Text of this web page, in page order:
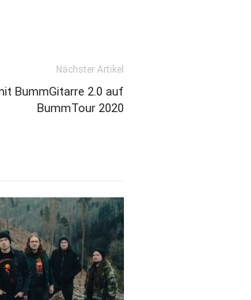
Nächster Artikel
BummGitarre 2.0 auf
BummTour 2020